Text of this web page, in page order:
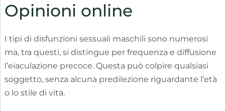
Opinioni online
I tipi di disfunzioni sessuali maschili sono numerosi
ma, tra questi, si distingue per frequenza e diffusione
l’eiaculazione precoce. Questa può colpire qualsiasi
soggetto, senza alcuna predilezione riguardante l’età
o lo stile di vita.